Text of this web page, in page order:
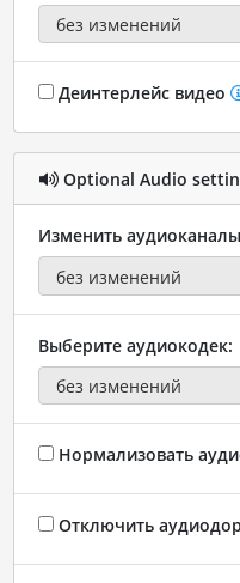
Деинтерлейс видео
Optional Audio
Изменить
Выберите аудиокодек:
Нормализовать
Отключить